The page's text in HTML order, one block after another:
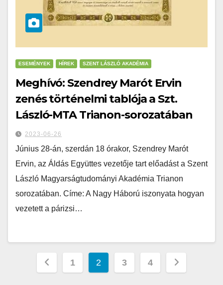
ESEMÉNYEK HÍREK SZENT LÁSZLÓ AKADÉMIA
Meghívó: Szendrey Marót Ervin
zenés történelmi tablója a Szt.
László-MTA Trianon-sorozatában
2023-06-26
Június 28-án, szerdán 18 órakor, Szendrey Marót
Ervin, az Áldás Együttes vezetője tart előadást a Szent
László Magyarságtudományi Akadémia Trianon
sorozatában. Címe: A Nagy Háború iszonyata hogyan
vezetett a párizsi…
1 2 3 4